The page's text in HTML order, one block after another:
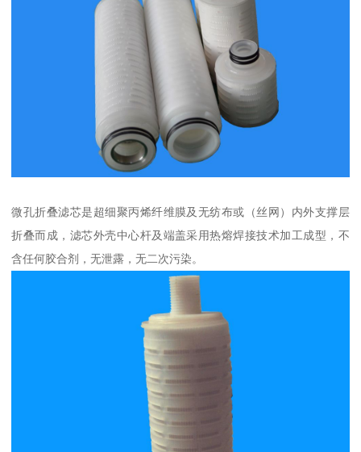
微孔折叠滤芯是超细聚丙烯纤维膜及无纺布或（丝网）内外支撑层
折叠而成，滤芯外壳中心杆及端盖采用热熔焊接技术加工成型，不
含任何胶合剂，无泄露，无二次污染。